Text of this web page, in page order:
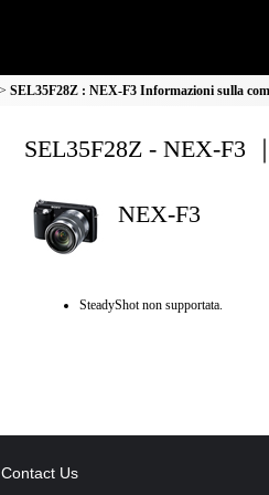
SEL35F28Z : NEX-F3 Informazioni sulla
SEL35F28Z - NEX-F3
NEX-F3
SteadyShot non supportata.
Contact Us